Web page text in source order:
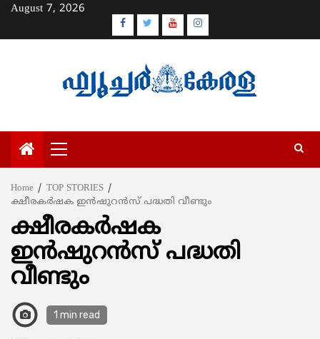
Skip
content
August 7, 2026
Facebook
TwitterYoutubeInstagram
Primary
Menu
Home
TOP STORIES
ക്ഷീരകര്‍ഷക ഇന്‍ഷുറന്‍സ് പദ്ധതി വീണ്ടും
ക്ഷീരകര്‍ഷക
ഇന്‍ഷുറന്‍സ് പദ്ധതി
വീണ്ടും
1 min read